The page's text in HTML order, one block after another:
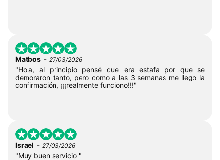
Matbos - 27/03/2026
"Hola, al principio pensé que era estafa por que se
demoraron tanto, pero como a las 3 semanas me llego la
confirmación, ¡¡¡realmente funciono!!!"
Israel - 27/03/2026
"Muy buen servicio "